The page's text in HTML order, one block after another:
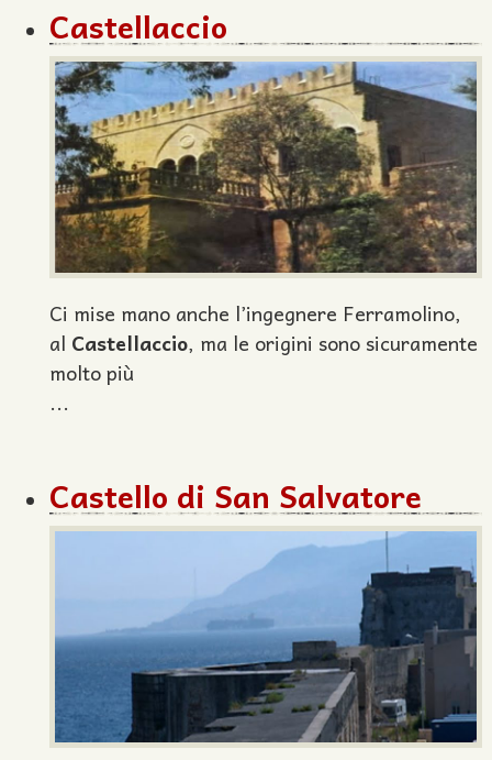
Castellaccio
Ci mise mano anche l’ingegnere Ferramolino,
al Castellaccio, ma le origini sono sicuramente
molto più
...
Castello di San Salvatore